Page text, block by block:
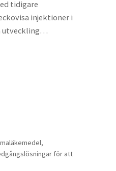
tidigare
injektioner i
utveckling…
för att